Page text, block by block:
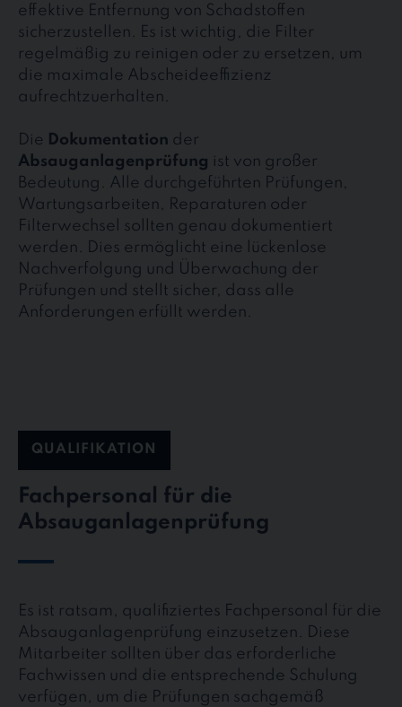
effektive Entfernung von Schadstoffen
sicherzustellen. Es ist wichtig, die Filter
regelmäßig zu reinigen oder zu ersetzen, um
die maximale Abscheideeffizienz
aufrechtzuerhalten.
Die Dokumentation der
Absauganlagenprüfung ist von großer
Bedeutung. Alle durchgeführten Prüfungen,
Wartungsarbeiten, Reparaturen oder
Filterwechsel sollten genau dokumentiert
werden. Dies ermöglicht eine lückenlose
Nachverfolgung und Überwachung der
Prüfungen und stellt sicher, dass alle
Anforderungen erfüllt werden.
QUALIFIKATION
Fachpersonal für die
Absauganlagenprüfung
Es ist ratsam, qualifiziertes Fachpersonal für die
Absauganlagenprüfung einzusetzen. Diese
Mitarbeiter sollten über das erforderliche
Fachwissen und die entsprechende Schulung
verfügen, um die Prüfungen sachgemäß